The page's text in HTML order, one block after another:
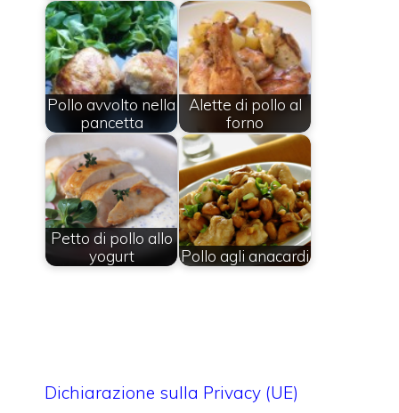
Pollo avvolto nella
pancetta
Alette di pollo al
forno
Petto di pollo allo
yogurt
Pollo agli anacardi
Dichiarazione sulla Privacy (UE)